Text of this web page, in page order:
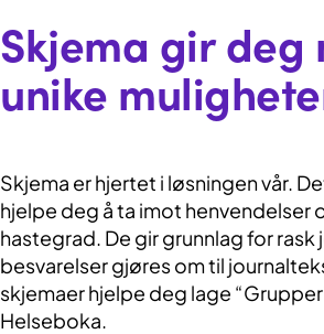
Skjema gir deg
unike
Skjema er hjertet i løsningen vår.
hjelpe deg å ta imot henvendelser
hastegrad. De gir grunnlag for
besvarelser gjøres om til
skjemaer hjelpe deg lage
Helseboka.